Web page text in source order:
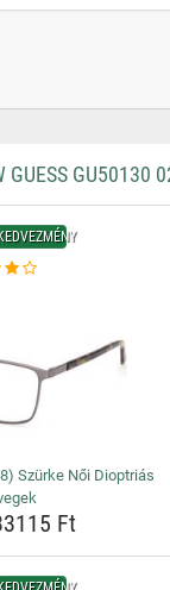
GUESS GU50130
KEDVEZMÉNY
Szürke Női Dioptriás
Ft